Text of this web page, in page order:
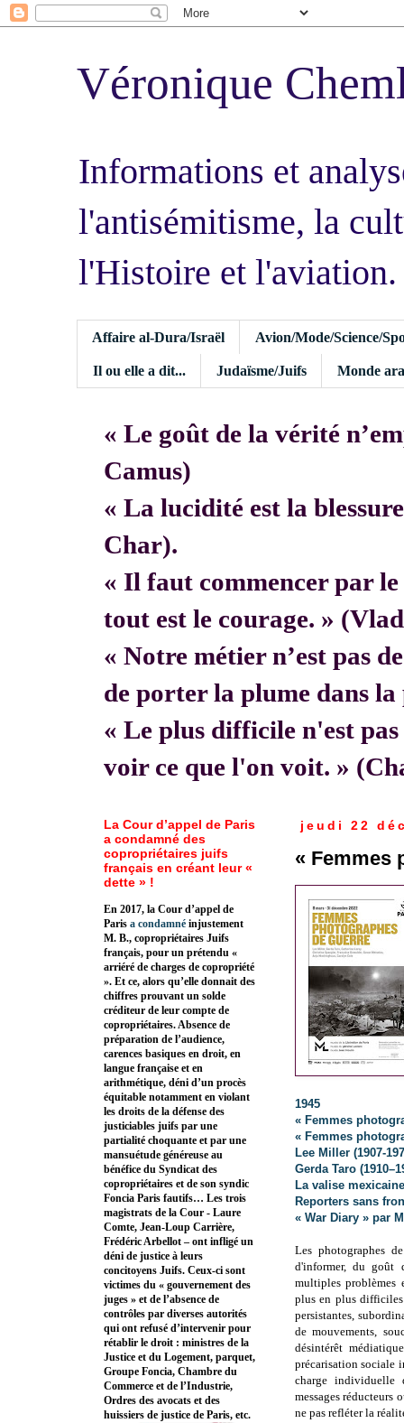
Véronique
Informations et
l'antisémitisme, la
l'Histoire et l'aviation.
Affaire al-Dura/Israël Avion/Mode/Science/
Il ou elle a dit... Judaïsme/Juifs Monde
« Le goût de la vérité
Camus)
« La lucidité est la
Char).
« Il faut commencer par le
tout est le courage. »
« Notre métier n’est pas
de porter la plume dans
« Le plus difficile n'est
voir ce que l'on voit. »
jeudi 22
« Femmes
1945
« Femmes
« Femmes
Lee Miller (1907-
Gerda Taro
La valise
Reporters sans
« War Diary » par
Les photographes
d'informer, du goût
multiples problèmes
plus en plus
persistantes,
de mouvements,
désintérêt
précarisation sociale
charge individuelle
messages
ne pas refléter la
La Cour d’appel de Paris
a condamné des
copropriétaires juifs
français en créant leur «
dette » !
En 2017, la Cour d’appel de
Paris a condamné injustement
M. B., copropriétaires Juifs
français, pour un prétendu «
arriéré de charges de copropriété
». Et ce, alors qu’elle donnait des
chiffres prouvant un solde
créditeur de leur compte de
copropriétaires. Absence de
préparation de l’audience,
carences basiques en droit, en
langue française et en
arithmétique, déni d’un procès
équitable notamment en violant
les droits de la défense des
justiciables juifs par une
partialité choquante et par une
mansuétude généreuse au
bénéfice du Syndicat des
copropriétaires et de son syndic
Foncia Paris fautifs… Les trois
magistrats de la Cour - Laure
Comte, Jean-Loup Carrière,
Frédéric Arbellot – ont infligé un
déni de justice à leurs
concitoyens Juifs. Ceux-ci sont
victimes du « gouvernement des
juges » et de l’absence de
contrôles par diverses autorités
qui ont refusé d’intervenir pour
rétablir le droit : ministres de la
Justice et du Logement, parquet,
Groupe Foncia, Chambre du
Commerce et de l’Industrie,
Ordres des avocats et des
huissiers de justice de Paris, etc.